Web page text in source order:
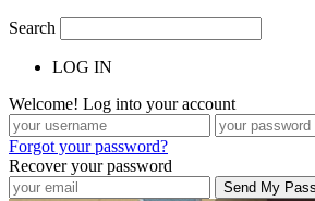
Search
LOG IN
Welcome! Log into your account
Forgot your password?
Recover your password